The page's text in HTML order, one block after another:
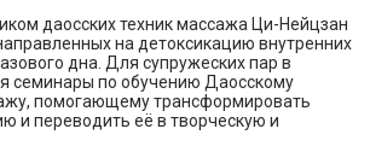
даосских техник массажа Ци-Нейцзан
на детоксикацию внутренних
дна. Для супружеских пар в
семинары по обучению Даосскому
помогающему трансформировать
и переводить её в творческую и